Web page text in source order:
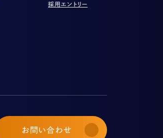
採用エントリー
お問い合わせ